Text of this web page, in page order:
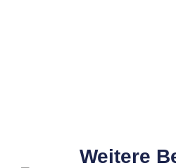
Weitere